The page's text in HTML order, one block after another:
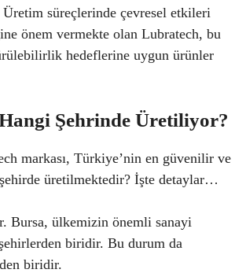
süreçlerinde çevresel etkileri
önem vermekte olan Lubratech, bu
hedeflerine uygun ürünler
Şehrinde Üretiliyor?
markası, Türkiye’nin en güvenilir ve
üretilmektedir? İşte detaylar…
Bursa, ülkemizin önemli sanayi
biridir. Bu durum da
biridir.